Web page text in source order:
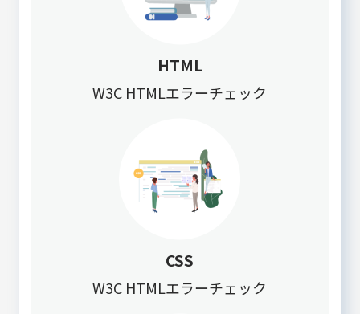
HTML
W3C HTMLエラーチェック
CSS
W3C HTMLエラーチェック